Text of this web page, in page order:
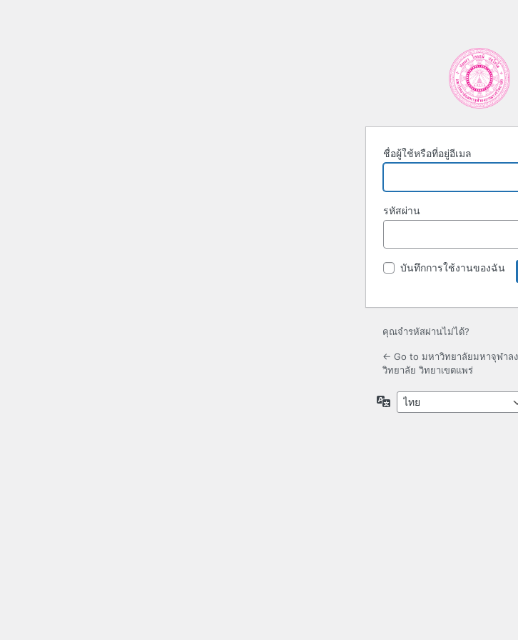
ชื่อผู้ใช้หรือที่อยู่อีเมล
รหัสผ่าน
บันทึกการใช้งานของฉัน
คุณจำรหัสผ่านไม่ได้?
← Go to มหาวิทยาลัยมหาจุฬาล
วิทยาลัย วิทยาเขตแพร่
ภาษา